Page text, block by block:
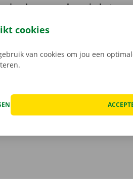
dragen we hoog in het
binnen heel Europa. Zo
cookies
van cookies om jou een